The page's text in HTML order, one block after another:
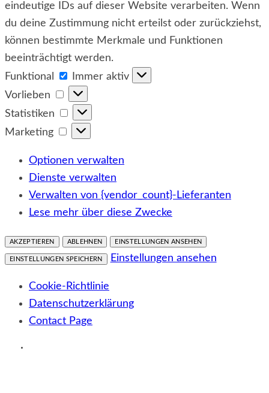
eindeutige IDs auf dieser Website verarbeiten. Wenn
du deine Zustimmung nicht erteilst oder zurückziehst,
können bestimmte Merkmale und Funktionen
beeinträchtigt werden.
Funktional
Funktional
Immer aktiv
Vorlieben
Vorlieben
Statistiken
Statistiken
Marketing
Marketing
Optionen verwalten
Dienste verwalten
Verwalten von {vendor_count}-Lieferanten
Lese mehr über diese Zwecke
AKZEPTIEREN ABLEHNEN EINSTELLUNGEN ANSEHEN
EINSTELLUNGEN SPEICHERN Einstellungen ansehen
Cookie-Richtlinie
Datenschutzerklärung
Contact Page